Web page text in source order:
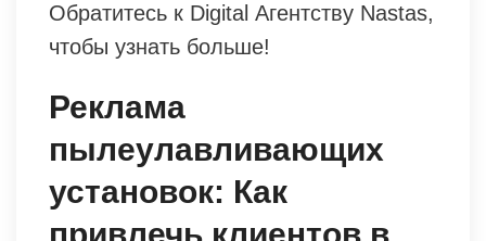
Обратитесь к Digital Агентству Nastas,
чтобы узнать больше!
Реклама
пылеулавливающих
установок: Как